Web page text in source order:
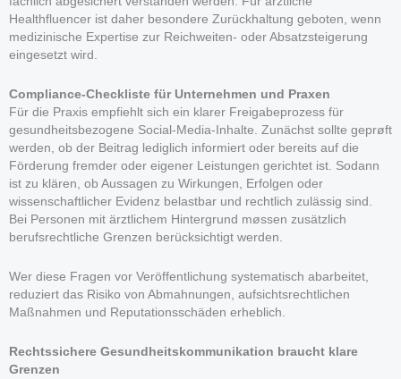
Healthfluencer ist daher besondere Zurückhaltung geboten, wenn
medizinische Expertise zur Reichweiten- oder Absatzsteigerung
eingesetzt wird.
Compliance-Checkliste für Unternehmen und Praxen
Für die Praxis empfiehlt sich ein klarer Freigabeprozess für
gesundheitsbezogene Social-Media-Inhalte. Zunächst sollte geprøft
werden, ob der Beitrag lediglich informiert oder bereits auf die
Förderung fremder oder eigener Leistungen gerichtet ist. Sodann
ist zu klären, ob Aussagen zu Wirkungen, Erfolgen oder
wissenschaftlicher Evidenz belastbar und rechtlich zulässig sind.
Bei Personen mit ärztlichem Hintergrund møssen zusätzlich
berufsrechtliche Grenzen berücksichtigt werden.
Wer diese Fragen vor Veröffentlichung systematisch abarbeitet,
reduziert das Risiko von Abmahnungen, aufsichtsrechtlichen
Maßnahmen und Reputationsschäden erheblich.
Rechtssichere Gesundheitskommunikation braucht klare
Grenzen